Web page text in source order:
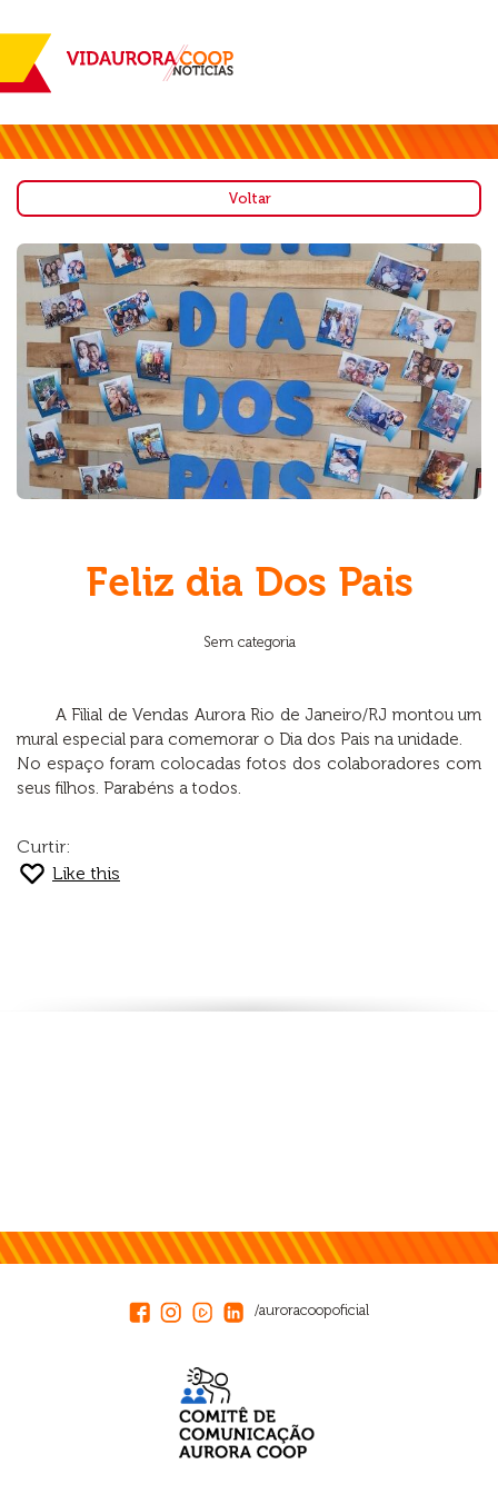
Voltar
Feliz dia Dos Pais
Sem categoria
A Filial de Vendas Aurora Rio de Janeiro/RJ montou um
mural especial para comemorar o Dia dos Pais na unidade.
No espaço foram colocadas fotos dos colaboradores com
seus filhos. Parabéns a todos.
Curtir:
Like this
/auroracoopoficial